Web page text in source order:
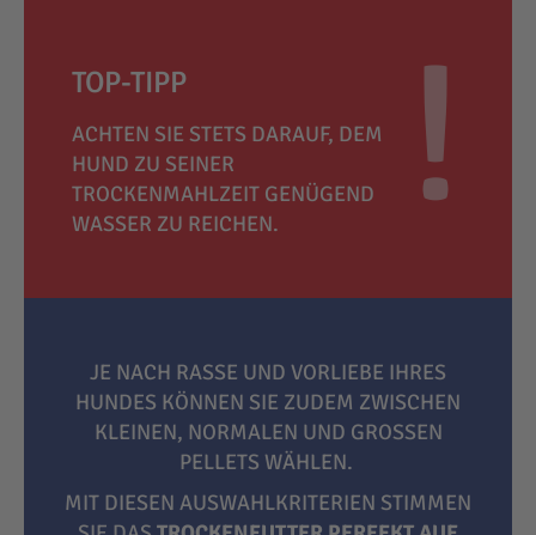
TOP-TIPP
ACHTEN SIE STETS DARAUF, DEM
HUND ZU SEINER
TROCKENMAHLZEIT GENÜGEND
WASSER ZU REICHEN.
JE NACH RASSE UND VORLIEBE IHRES
HUNDES KÖNNEN SIE ZUDEM ZWISCHEN
KLEINEN, NORMALEN UND GROSSEN P
ELLETS WÄHLEN.
MIT DIESEN AUSWAHLKRITERIEN STIMMEN